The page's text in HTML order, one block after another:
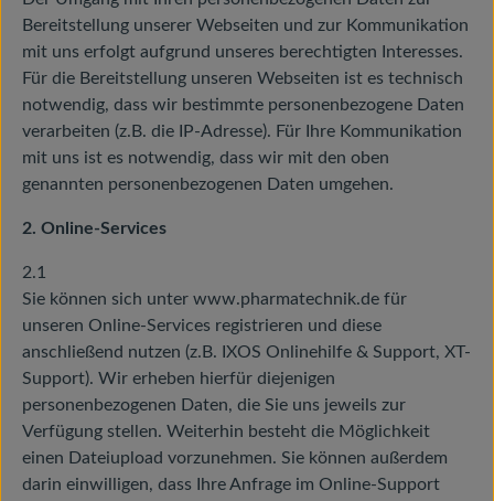
Bereitstellung unserer Webseiten und zur Kommunikation
mit uns erfolgt aufgrund unseres berechtigten Interesses.
Für die Bereitstellung unseren Webseiten ist es technisch
notwendig, dass wir bestimmte personenbezogene Daten
verarbeiten (z.B. die IP-Adresse). Für Ihre Kommunikation
mit uns ist es notwendig, dass wir mit den oben
genannten personenbezogenen Daten umgehen.
2. Online-Services
2.1
Sie können sich unter www.pharmatechnik.de für
unseren Online-Services registrieren und diese
anschließend nutzen (z.B. IXOS Onlinehilfe & Support, XT-
Support). Wir erheben hierfür diejenigen
personenbezogenen Daten, die Sie uns jeweils zur
Verfügung stellen. Weiterhin besteht die Möglichkeit
einen Dateiupload vorzunehmen. Sie können außerdem
darin einwilligen, dass Ihre Anfrage im Online-Support